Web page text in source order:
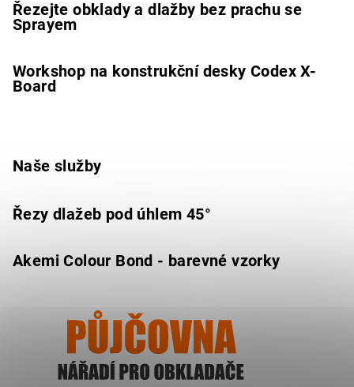
Řezejte obklady a dlažby bez prachu se
Sprayem
Workshop na konstrukční desky Codex X-
Board
Naše služby
Řezy dlažeb pod úhlem 45°
Akemi Colour Bond - barevné vzorky